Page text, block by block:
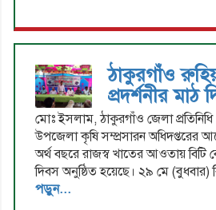
ঠাকুরগাঁও
প্রদর্শনীর মাঠ
মোঃ ইসলাম, ঠাকুরগাঁও জেলা
উপজেলা কৃষি সম্প্রসারন
অর্থ বছরে রাজস্ব খাতের আওতায় বিটি
দিবস অনুষ্ঠিত হয়েছে। ২৯ মে (বুধবার)
পড়ুন...